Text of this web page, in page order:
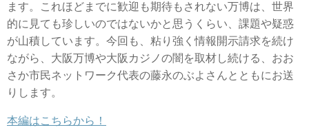
ます。これほどまでに歓迎も期待もされない万博は、世界
的に見ても珍しいのではないかと思うくらい、課題や疑惑
が山積しています。今回も、粘り強く情報開示請求を続け
ながら、大阪万博や大阪カジノの闇を取材し続ける、おお
さか市民ネットワーク代表の藤永のぶよさんとともにお送
りします。
本編はこちらから！